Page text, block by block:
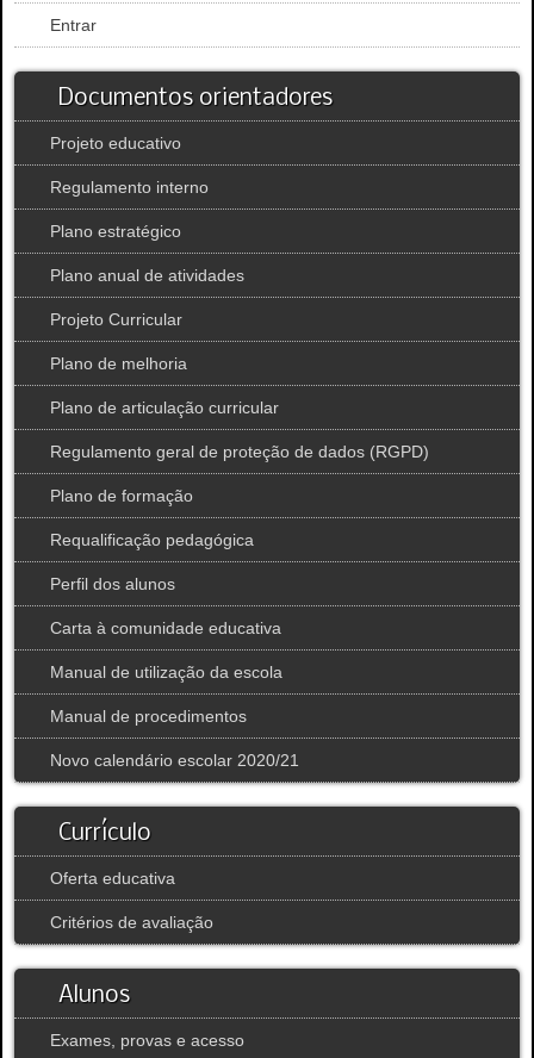
Entrar
Documentos orientadores
Projeto educativo
Regulamento interno
Plano estratégico
Plano anual de atividades
Projeto Curricular
Plano de melhoria
Plano de articulação curricular
Regulamento geral de proteção de dados (RGPD)
Plano de formação
Requalificação pedagógica
Perfil dos alunos
Carta à comunidade educativa
Manual de utilização da escola
Manual de procedimentos
Novo calendário escolar 2020/21
Currículo
Oferta educativa
Critérios de avaliação
Alunos
Exames, provas e acesso